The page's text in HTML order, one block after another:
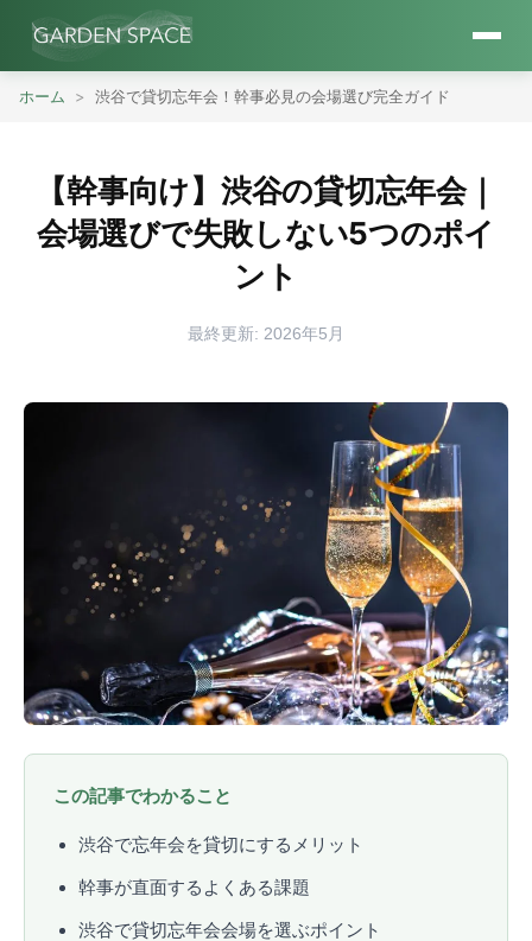
ホーム 渋谷で貸切忘年会！幹事必見の会場選び完全ガイド
【幹事向け】渋谷の貸切忘年会｜
会場選びで失敗しない5つのポイ
ント
最終更新: 2026年5月
この記事でわかること
渋谷で忘年会を貸切にするメリット
幹事が直面するよくある課題
渋谷で貸切忘年会会場を選ぶポイント